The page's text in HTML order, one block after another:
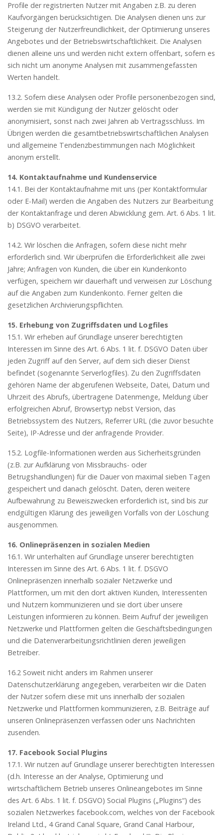
Profile der registrierten Nutzer mit Angaben z.B. zu deren
Kaufvorgängen berücksichtigen. Die Analysen dienen uns zur
Steigerung der Nutzerfreundlichkeit, der Optimierung unseres
Angebotes und der Betriebswirtschaftlichkeit. Die Analysen
dienen alleine uns und werden nicht extern offenbart, sofern es
sich nicht um anonyme Analysen mit zusammengefassten
Werten handelt.
13.2. Sofern diese Analysen oder Profile personenbezogen sind,
werden sie mit Kündigung der Nutzer gelöscht oder
anonymisiert, sonst nach zwei Jahren ab Vertragsschluss. Im
Übrigen werden die gesamtbetriebswirtschaftlichen Analysen
und allgemeine Tendenzbestimmungen nach Möglichkeit
anonym erstellt.
14. Kontaktaufnahme und Kundenservice
14.1. Bei der Kontaktaufnahme mit uns (per Kontaktformular
oder E-Mail) werden die Angaben des Nutzers zur Bearbeitung
der Kontaktanfrage und deren Abwicklung gem. Art. 6 Abs. 1 lit.
b) DSGVO verarbeitet.
14.2. Wir löschen die Anfragen, sofern diese nicht mehr
erforderlich sind. Wir überprüfen die Erforderlichkeit alle zwei
Jahre; Anfragen von Kunden, die über ein Kundenkonto
verfügen, speichern wir dauerhaft und verweisen zur Löschung
auf die Angaben zum Kundenkonto. Ferner gelten die
gesetzlichen Archivierungspflichten.
15. Erhebung von Zugriffsdaten und Logfiles
15.1. Wir erheben auf Grundlage unserer berechtigten
Interessen im Sinne des Art. 6 Abs. 1 lit. f. DSGVO Daten über
jeden Zugriff auf den Server, auf dem sich dieser Dienst
befindet (sogenannte Serverlogfiles). Zu den Zugriffsdaten
gehören Name der abgerufenen Webseite, Datei, Datum und
Uhrzeit des Abrufs, übertragene Datenmenge, Meldung über
erfolgreichen Abruf, Browsertyp nebst Version, das
Betriebssystem des Nutzers, Referrer URL (die zuvor besuchte
Seite), IP-Adresse und der anfragende Provider.
15.2. Logfile-Informationen werden aus Sicherheitsgründen
(z.B. zur Aufklärung von Missbrauchs- oder
Betrugshandlungen) für die Dauer von maximal sieben Tagen
gespeichert und danach gelöscht. Daten, deren weitere
Aufbewahrung zu Beweiszwecken erforderlich ist, sind bis zur
endgültigen Klärung des jeweiligen Vorfalls von der Löschung
ausgenommen.
16. Onlinepräsenzen in sozialen Medien
16.1. Wir unterhalten auf Grundlage unserer berechtigten
Interessen im Sinne des Art. 6 Abs. 1 lit. f. DSGVO
Onlinepräsenzen innerhalb sozialer Netzwerke und
Plattformen, um mit den dort aktiven Kunden, Interessenten
und Nutzern kommunizieren und sie dort über unsere
Leistungen informieren zu können. Beim Aufruf der jeweiligen
Netzwerke und Plattformen gelten die Geschäftsbedingungen
und die Datenverarbeitungsrichtlinien deren jeweiligen
Betreiber.
16.2 Soweit nicht anders im Rahmen unserer
Datenschutzerklärung angegeben, verarbeiten wir die Daten
der Nutzer sofern diese mit uns innerhalb der sozialen
Netzwerke und Plattformen kommunizieren, z.B. Beiträge auf
unseren Onlinepräsenzen verfassen oder uns Nachrichten
zusenden.
17. Facebook Social Plugins
17.1. Wir nutzen auf Grundlage unserer berechtigten Interessen
(d.h. Interesse an der Analyse, Optimierung und
wirtschaftlichem Betrieb unseres Onlineangebotes im Sinne
des Art. 6 Abs. 1 lit. f. DSGVO) Social Plugins („Plugins“) des
sozialen Netzwerkes facebook.com, welches von der Facebook
Ireland Ltd., 4 Grand Canal Square, Grand Canal Harbour,